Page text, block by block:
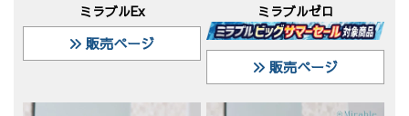
ミラブルEx
販売ページ
ミラブルゼロ
販売ページ